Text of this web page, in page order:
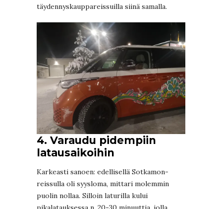
täydennyskauppareissuilla siinä samalla.
4. Varaudu pidempiin
latausaikoihin
Karkeasti sanoen: edellisellä Sotkamon-
reissulla oli syysloma, mittari molemmin
puolin nollaa. Silloin laturilla kului